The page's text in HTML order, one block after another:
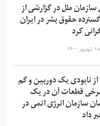
سازمان ملل در گزارشی از
حقوق بشر در ایران
کرد
۱۸ شهریور ۱۴۰۰
نابودی یک دوربین و گم
قطعات آن در یک
سازمان انرژی اتمی در
داد